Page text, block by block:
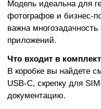
Модель идеальна для
фотографов и бизнес-
важна
приложений.
Что входит в
В коробке вы найдете
USB-C, скрепку для
документацию.